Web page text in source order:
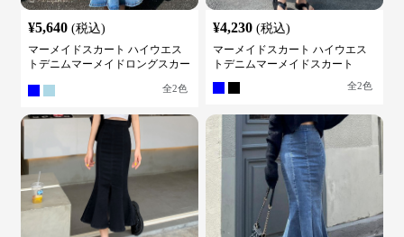
¥5,640 (税込)
マーメイドスカート ハイウエス
トデニムマーメイドロングスカー
全2色
¥4,230 (税込)
マーメイドスカート ハイウエス
トデニムマーメイドスカート
全2色